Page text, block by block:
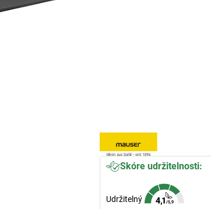
Skóre udržitelnosti:
Udržitelný